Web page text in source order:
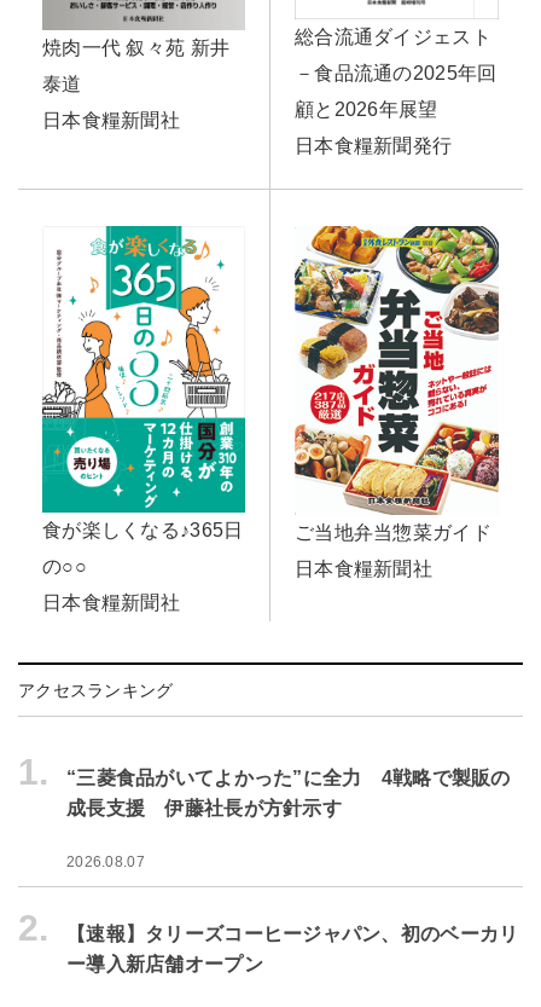
焼肉一代 叙々苑 新井
泰道
日本食糧新聞社
総合流通ダイジェスト
－食品流通の2025年回
顧と2026年展望
日本食糧新聞発行
食が楽しくなる♪365日
の○○
日本食糧新聞社
ご当地弁当惣菜ガイド
日本食糧新聞社
アクセスランキング
1.
“三菱食品がいてよかった”に全力 4戦略で製販の
成長支援 伊藤社長が方針示す
2026.08.07
2.
【速報】タリーズコーヒージャパン、初のベーカリ
ー導入新店舗オープン